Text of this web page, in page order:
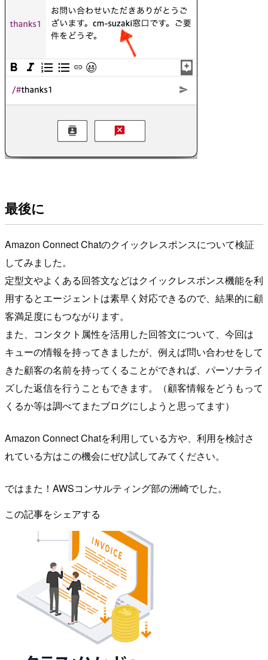
最後に
Amazon Connect Chatのクイックレスポンスについて検証
してみました。
定型文やよくある回答文などはクイックレスポンス機能を利
用するとエージェントは素早く対応できるので、結果的に顧
客満足度にもつながります。
また、コンタクト属性を活用した回答文について、今回は
キューの情報を持ってきましたが、例えば問い合わせをして
きた顧客の名前を持ってくることができれば、パーソナライ
ズした返信を行うこともできます。（顧客情報をどうもって
くるか等は調べてまたブログにしようと思ってます）
Amazon Connect Chatを利用している方や、利用を検討さ
れている方はこの機会にぜひ試してみてください。
ではまた！AWSコンサルティング部の洲崎でした。
この記事をシェアする